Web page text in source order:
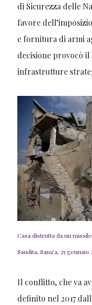
di Sicurezza delle
favore
e fornitura di armi
decisione provocò
infrastrutture
Casa distrutta da un
Saudita, Sana’a, 25
Il conflitto, che va
definito nel 2017